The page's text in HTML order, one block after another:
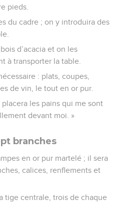
pieds.
du cadre ; on y introduira des
d’acacia et on les
à transporter la table.
: plats, coupes,
de vin, le tout en or pur.
placera les pains qui me sont
devant moi. »
branches
en or pur martelé ; il sera
calices, renflements et
tige centrale, trois de chaque